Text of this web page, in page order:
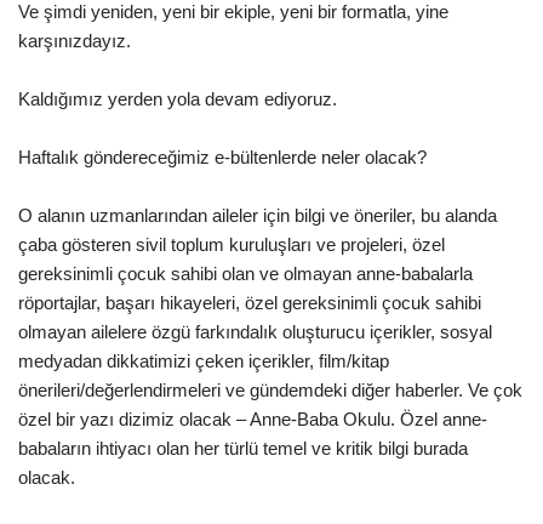
Ve şimdi yeniden, yeni bir ekiple, yeni bir formatla, yine
karşınızdayız.
Kaldığımız yerden yola devam ediyoruz.
Haftalık göndereceğimiz e-bültenlerde neler olacak?
O alanın uzmanlarından aileler için bilgi ve öneriler, bu alanda
çaba gösteren sivil toplum kuruluşları ve projeleri, özel
gereksinimli çocuk sahibi olan ve olmayan anne-babalarla
röportajlar, başarı hikayeleri, özel gereksinimli çocuk sahibi
olmayan ailelere özgü farkındalık oluşturucu içerikler, sosyal
medyadan dikkatimizi çeken içerikler, film/kitap
önerileri/değerlendirmeleri ve gündemdeki diğer haberler. Ve çok
özel bir yazı dizimiz olacak – Anne-Baba Okulu. Özel anne-
babaların ihtiyacı olan her türlü temel ve kritik bilgi burada
olacak.